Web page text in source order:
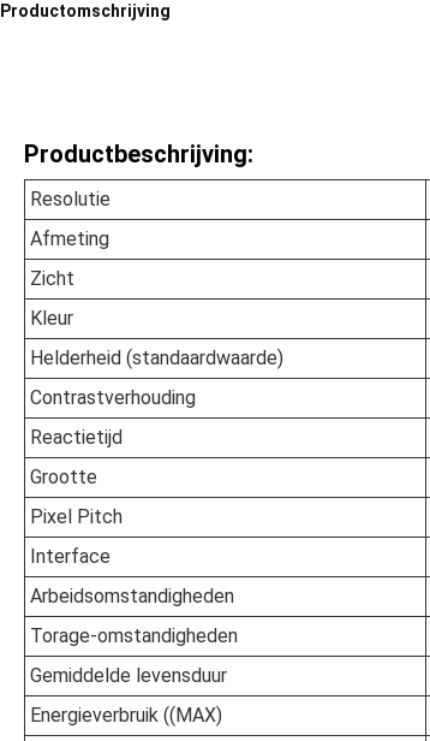
Productomschrijving
Productbeschrijving:
Resolutie
Afmeting
Zicht
Kleur
Helderheid (standaardwaarde)
Contrastverhouding
Reactietijd
Grootte
Pixel Pitch
Interface
Arbeidsomstandigheden
Torage-omstandigheden
Gemiddelde levensduur
Energieverbruik ((MAX)